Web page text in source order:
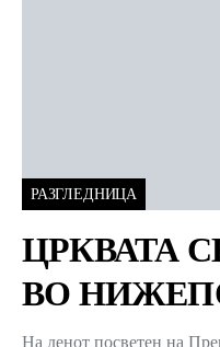
РАЗГЛЕДНИЦА
ЦРКВАТА
ВО
На денот посветен на